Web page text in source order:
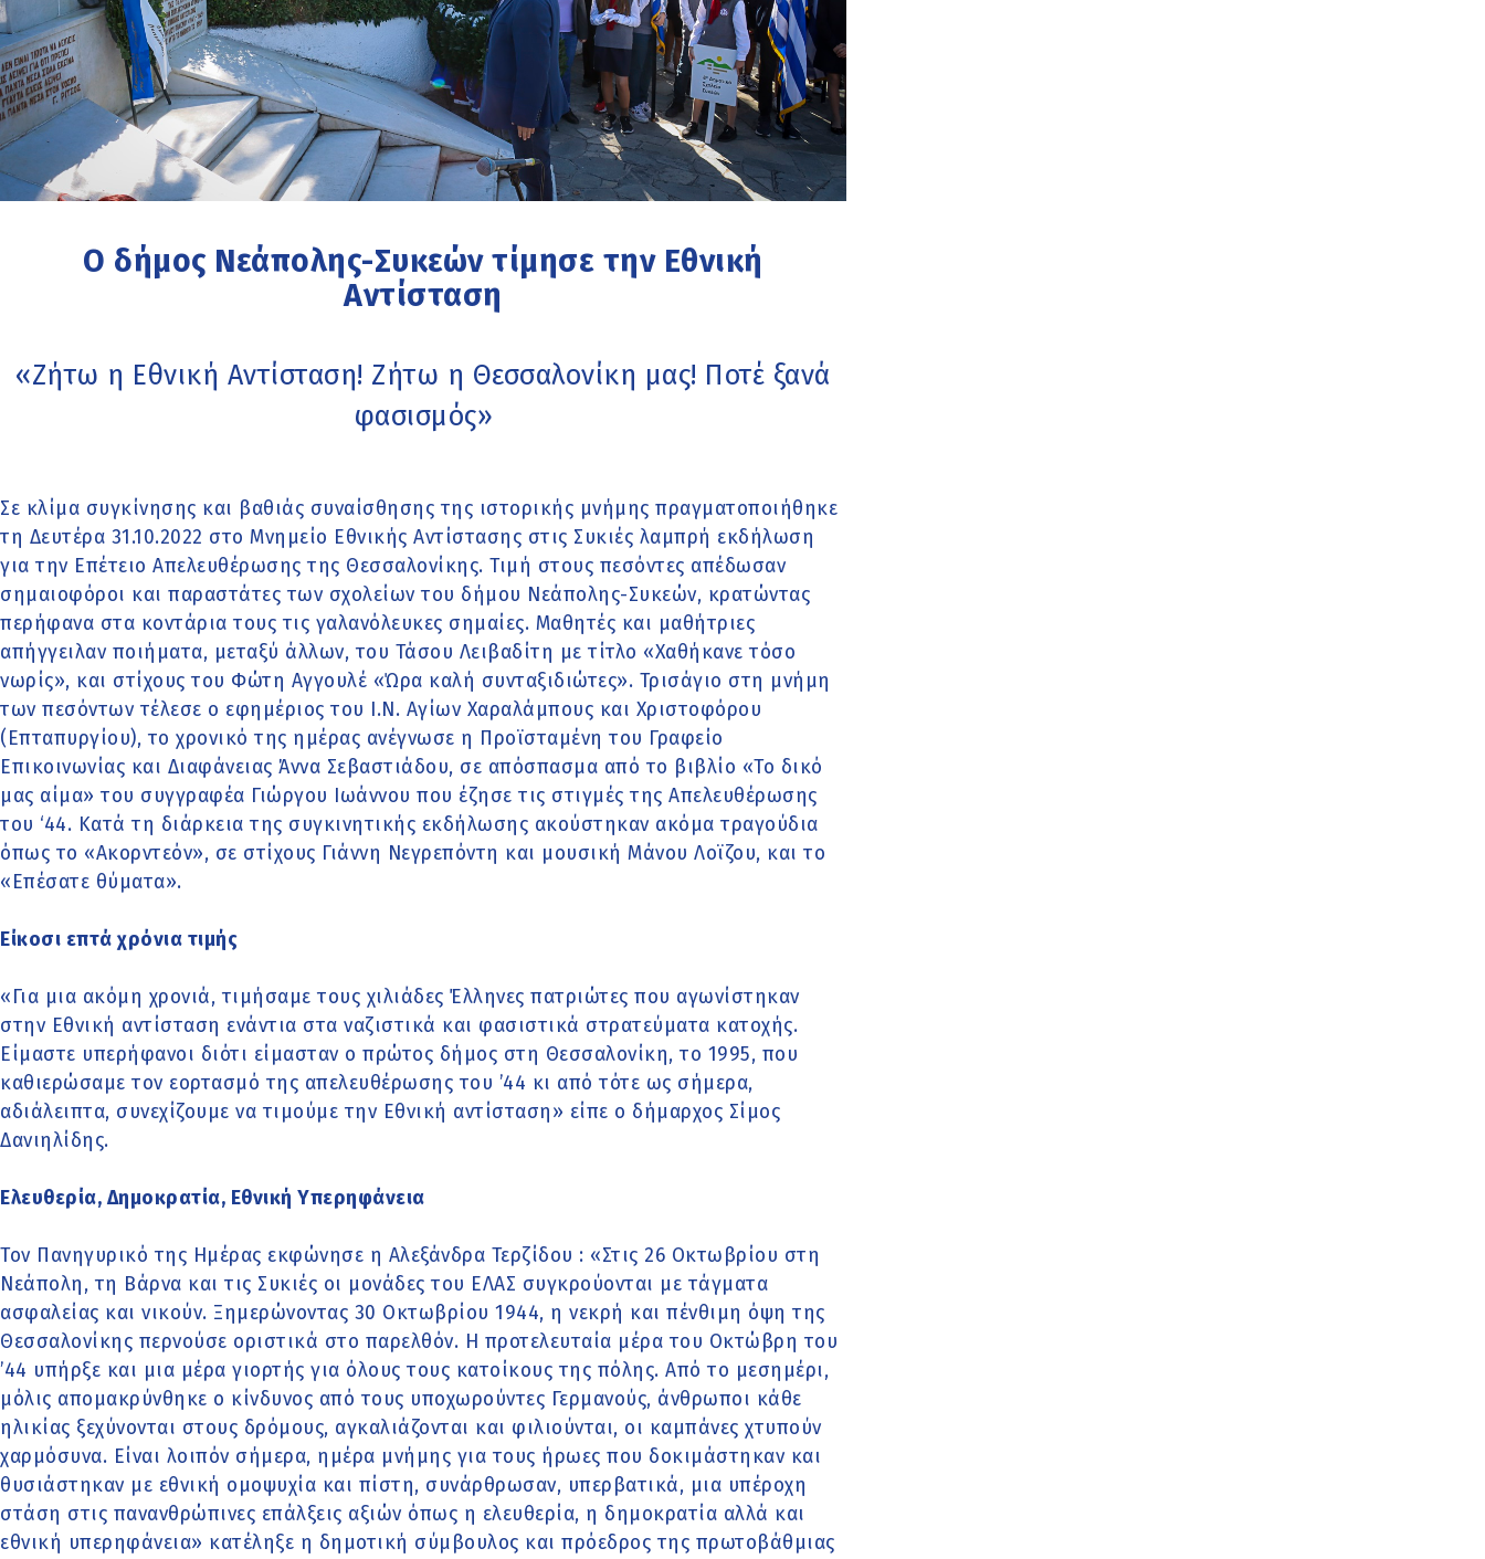
Ο δήμος Νεάπολης-Συκεών τίμησε την Εθνική
Αντίσταση
«Ζήτω η Εθνική Αντίσταση! Ζήτω η Θεσσαλονίκη μας! Ποτέ ξανά
φασισμός»
Σε κλίμα συγκίνησης και βαθιάς συναίσθησης της ιστορικής μνήμης πραγματοποιήθηκε
τη Δευτέρα 31.10.2022 στο Μνημείο Εθνικής Αντίστασης στις Συκιές λαμπρή εκδήλωση
για την Επέτειο Απελευθέρωσης της Θεσσαλονίκης. Τιμή στους πεσόντες απέδωσαν
σημαιοφόροι και παραστάτες των σχολείων του δήμου Νεάπολης-Συκεών, κρατώντας
περήφανα στα κοντάρια τους τις γαλανόλευκες σημαίες. Μαθητές και μαθήτριες
απήγγειλαν ποιήματα, μεταξύ άλλων, του Τάσου Λειβαδίτη με τίτλο «Χαθήκανε τόσο
νωρίς», και στίχους του Φώτη Αγγουλέ «Ώρα καλή συνταξιδιώτες». Τρισάγιο στη μνήμη
των πεσόντων τέλεσε ο εφημέριος του Ι.Ν. Αγίων Χαραλάμπους και Χριστοφόρου
(Επταπυργίου), το χρονικό της ημέρας ανέγνωσε η Προϊσταμένη του Γραφείο
Επικοινωνίας και Διαφάνειας Άννα Σεβαστιάδου, σε απόσπασμα από το βιβλίο «Το δικό
μας αίμα» του συγγραφέα Γιώργου Ιωάννου που έζησε τις στιγμές της Απελευθέρωσης
του ‘44. Κατά τη διάρκεια της συγκινητικής εκδήλωσης ακούστηκαν ακόμα τραγούδια
όπως το «Ακορντεόν», σε στίχους Γιάννη Νεγρεπόντη και μουσική Μάνου Λοϊζου, και το
«Επέσατε θύματα».
Είκοσι επτά χρόνια τιμής
«Για μια ακόμη χρονιά, τιμήσαμε τους χιλιάδες Έλληνες πατριώτες που αγωνίστηκαν
στην Εθνική αντίσταση ενάντια στα ναζιστικά και φασιστικά στρατεύματα κατοχής.
Είμαστε υπερήφανοι διότι είμασταν ο πρώτος δήμος στη Θεσσαλονίκη, το 1995, που
καθιερώσαμε τον εορτασμό της απελευθέρωσης του ’44 κι από τότε ως σήμερα,
αδιάλειπτα, συνεχίζουμε να τιμούμε την Εθνική αντίσταση» είπε ο δήμαρχος Σίμος
Δανιηλίδης.
Ελευθερία, Δημοκρατία, Εθνική Υπερηφάνεια
Τον Πανηγυρικό της Ημέρας εκφώνησε η Αλεξάνδρα Τερζίδου : «Στις 26 Οκτωβρίου στη
Νεάπολη, τη Βάρνα και τις Συκιές οι μονάδες του ΕΛΑΣ συγκρούονται με τάγματα
ασφαλείας και νικούν. Ξημερώνοντας 30 Οκτωβρίου 1944, η νεκρή και πένθιμη όψη της
Θεσσαλονίκης περνούσε οριστικά στο παρελθόν. Η προτελευταία μέρα του Οκτώβρη του
’44 υπήρξε και μια μέρα γιορτής για όλους τους κατοίκους της πόλης. Από το μεσημέρι,
μόλις απομακρύνθηκε ο κίνδυνος από τους υποχωρούντες Γερμανούς, άνθρωποι κάθε
ηλικίας ξεχύνονται στους δρόμους, αγκαλιάζονται και φιλιούνται, οι καμπάνες χτυπούν
χαρμόσυνα. Είναι λοιπόν σήμερα, ημέρα μνήμης για τους ήρωες που δοκιμάστηκαν και
θυσιάστηκαν με εθνική ομοψυχία και πίστη, συνάρθρωσαν, υπερβατικά, μια υπέροχη
στάση στις πανανθρώπινες επάλξεις αξιών όπως η ελευθερία, η δημοκρατία αλλά και
εθνική υπερηφάνεια» κατέληξε η δημοτική σύμβουλος και πρόεδρος της πρωτοβάθμιας